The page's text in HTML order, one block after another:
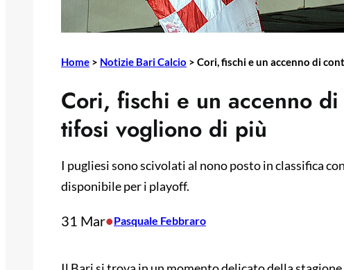
Home > Notizie Bari Calcio > Cori, fischi e un accenno di
Cori, fischi e un accenno
tifosi vogliono di più
I pugliesi sono scivolati al nono posto in classifica
disponibile per i playoff.
31 Mar•Pasquale Febbraro